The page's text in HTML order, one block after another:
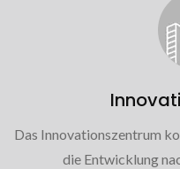
Das Innovationszentrum
die Entwicklung